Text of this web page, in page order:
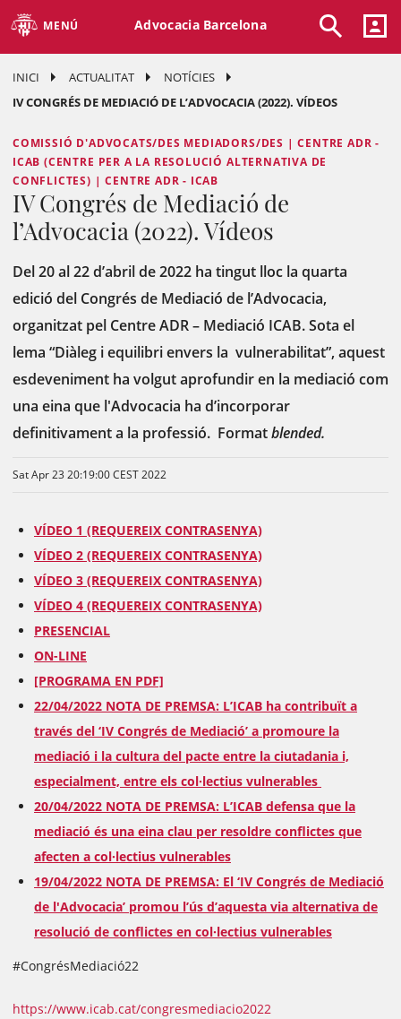
MENÚ Advocacia Barcelona
INICI ACTUALITAT
NOTÍCIES
IV CONGRÉS DE MEDIACIÓ DE L’ADVOCACIA (2022). VÍDEOS
COMISSIÓ D'ADVOCATS/DES MEDIADORS/DES | CENTRE ADR -
ICAB (CENTRE PER A LA RESOLUCIÓ ALTERNATIVA DE
CONFLICTES) | CENTRE ADR - ICAB
IV Congrés de Mediació de
l’Advocacia (2022). Vídeos
Del 20 al 22 d’abril de 2022 ha tingut lloc la quarta
edició del Congrés de Mediació de l’Advocacia,
organitzat pel Centre ADR – Mediació ICAB. Sota el
lema “Diàleg i equilibri envers la vulnerabilitat”, aquest
esdeveniment ha volgut aprofundir en la mediació com
una eina que l'Advocacia ha d’incorporar
definitivament a la professió. Formatblended.
Sat Apr 23 20:19:00 CEST 2022
VÍDEO 1 (REQUEREIX CONTRASENYA)
VÍDEO 2 (REQUEREIX CONTRASENYA)
VÍDEO 3 (REQUEREIX CONTRASENYA)
VÍDEO 4 (REQUEREIX CONTRASENYA)
PRESENCIAL
ON-LINE
[PROGRAMA EN PDF]
22/04/2022 NOTA DE PREMSA: L’ICAB ha contribuït a
través del ‘IV Congrés de Mediació’ a promoure la
mediació i la cultura del pacte entre la ciutadania i,
especialment, entre els col·lectius vulnerables
20/04/2022 NOTA DE PREMSA: L’ICAB defensa que la
mediació és una eina clau per resoldre conflictes que
afecten a col·lectius vulnerables
19/04/2022 NOTA DE PREMSA: El ‘IV Congrés de Mediació
de l'Advocacia’ promou l’ús d’aquesta via alternativa de
resolució de conflictes en col·lectius vulnerables
#CongrésMediació22
https://www.icab.cat/congresmediacio2022